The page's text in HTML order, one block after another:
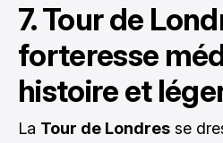
7. Tour de
forteresse
histoire et
La Tour de Londres se